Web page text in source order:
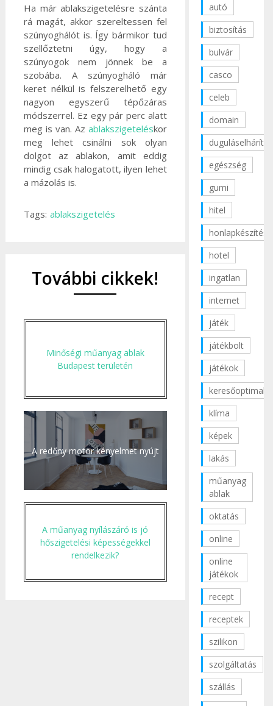
Ha már ablakszigetelésre szánta
rá magát, akkor szereltessen fel
szúnyoghálót is. Így bármikor tud
szellőztetni úgy, hogy a
szúnyogok nem jönnek be a
szobába. A szúnyogháló már
keret nélkül is felszerelhető egy
nagyon egyszerű tépőzáras
módszerrel. Ez egy pár perc alatt
meg is van. Az ablakszigeteléskor
meg lehet csinálni sok olyan
dolgot az ablakon, amit eddig
mindig csak halogatott, ilyen lehet
a mázolás is.
Tags: ablakszigetelés
További cikkek!
Minőségi műanyag ablak
Budapest területén
A redőny motor kényelmet nyújt
A műanyag nyílászáró is jó
hőszigetelési képességekkel
rendelkezik?
autó
biztosítás
bulvár
casco
celeb
domain
duguláselhárítás
egészség
gumi
hitel
honlapkészítés
hotel
ingatlan
internet
játék
játékbolt
játékok
klíma
képek
lakás
műanyag
ablak
oktatás
online
online
játékok
recept
receptek
szilikon
szolgáltatás
szállás